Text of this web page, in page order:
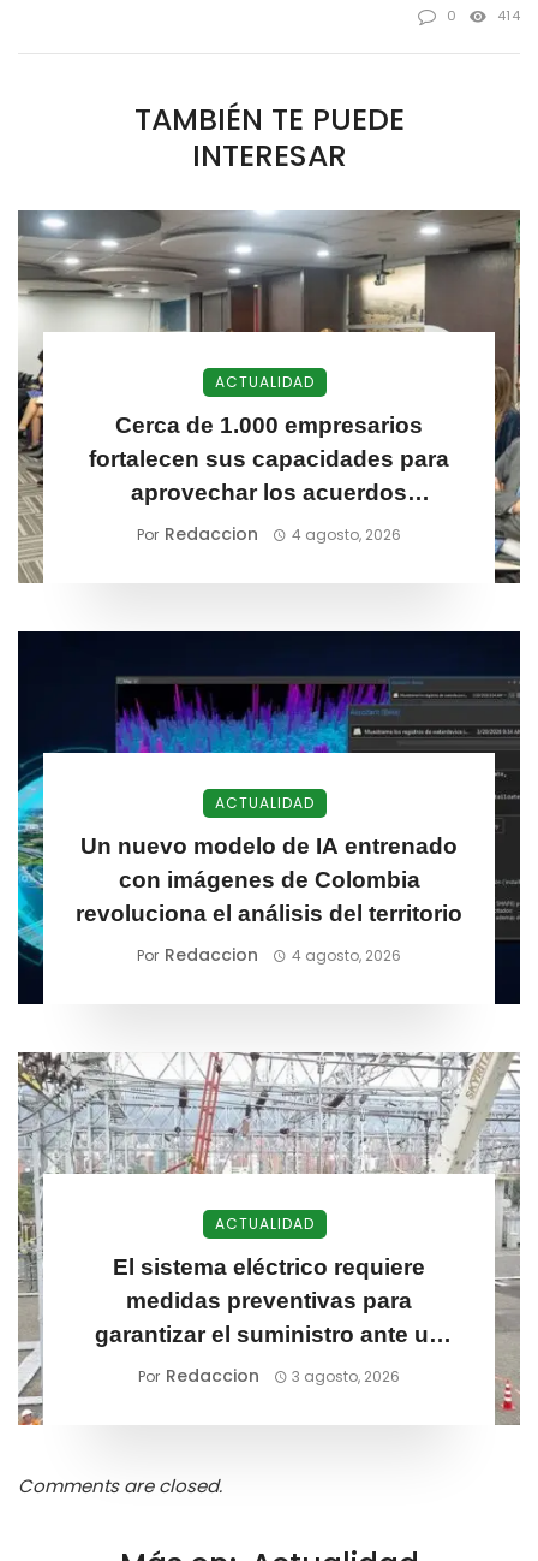
0 414
TAMBIÉN TE PUEDE
INTERESAR
ACTUALIDAD
Cerca de 1.000 empresarios
fortalecen sus capacidades para
aprovechar los acuerdos
comerciales de Colombia
Por Redaccion 4 agosto, 2026
ACTUALIDAD
Un nuevo modelo de IA entrenado
con imágenes de Colombia
revoluciona el análisis del territorio
Por Redaccion 4 agosto, 2026
ACTUALIDAD
El sistema eléctrico requiere
medidas preventivas para
garantizar el suministro ante un
posible fenómeno de El Niño
Por Redaccion 3 agosto, 2026
Comments are closed.